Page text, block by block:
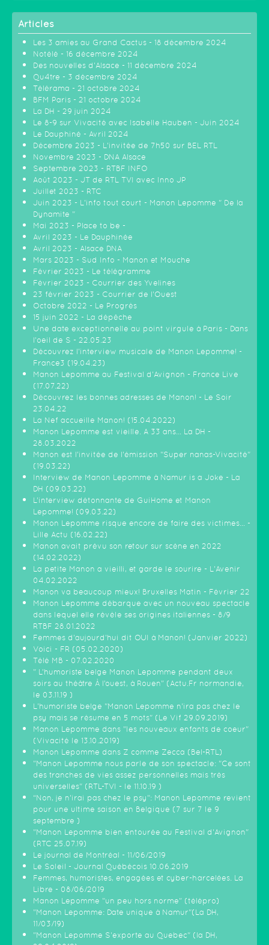
Articles
Les 3 amies au Grand Cactus - 18 décembre 2024
Notélé - 16 décembre 2024
Des nouvelles d'Alsace - 11 décembre 2024
Qu4tre - 3 décembre 2024
Télérama - 21 octobre 2024
BFM Paris - 21 octobre 2024
La DH - 29 juin 2024
Le 8-9 sur Vivacité avec Isabelle Hauben - Juin 2024
Le Dauphiné - Avril 2024
Décembre 2023 - L'invitée de 7h50 sur BEL RTL
Novembre 2023 - DNA Alsace
Septembre 2023 - RTBF INFO
Août 2023 - JT de RTL TVI avec Inno JP
Juillet 2023 - RTC
Juin 2023 - L'info tout court - Manon Lepomme " De la
Dynamite "
Mai 2023 - Place to be -
Avril 2023 - Le Dauphinée
Avril 2023 - Alsace DNA
Mars 2023 - Sud Info - Manon et Mouche
Février 2023 - Le télégramme
Février 2023 - Courrier des Yvelines
23 février 2023 - Courrier de l'Ouest
Octobre 2022 - Le Progrès
15 juin 2022 - La dépêche
Une date exceptionnelle au point virgule à Paris - Dans
l'oeil de S - 22.05.23
Découvrez l'interview musicale de Manon Lepomme! -
France3 (19.04.23)
Manon Lepomme au Festival d'Avignon - France Live
(17.07.22)
Découvrez les bonnes adresses de Manon! - Le Soir
23.04.22
La Nef accueille Manon! (15.04.2022)
Manon Lepomme est vieille. A 33 ans… La DH -
28.03.2022
Manon est l'invitée de l'émission "Super nanas-Vivacité"
(19.03.22)
Interview de Manon Lepomme à Namur is a Joke - La
DH (09.03.22)
L’interview détonnante de GuiHome et Manon
Lepomme! (09.03.22)
Manon Lepomme risque encore de faire des victimes… -
Lille Actu (16.02.22)
Manon avait prévu son retour sur scène en 2022
(14.02.2022)
La petite Manon a vieilli, et garde le sourire - L'Avenir
04.02.2022
Manon va beaucoup mieux! Bruxelles Matin - Février 22
Manon Lepomme débarque avec un nouveau spectacle
dans lequel elle révèle ses origines italiennes - 8/9
RTBF 28.01.2022
Femmes d'aujourd'hui dit OUI à Manon! (Janvier 2022)
Voici - FR (05.02.2020)
Télé MB - 07.02.2020
" L’humoriste belge Manon Lepomme pendant deux
soirs au théâtre À l’ouest, à Rouen" (Actu.Fr normandie,
le 03.11.19 )
L'humoriste belge "Manon Lepomme n'ira pas chez le
psy mais se résume en 5 mots" (Le Vif 29.09.2019)
Manon Lepomme dans "les nouveaux enfants de coeur"
(Vivacité le 13.10.2019)
Manon Lepomme dans Z comme Zecca (Bel-RTL)
"Manon Lepomme nous parle de son spectacle: "Ce sont
des tranches de vies assez personnelles mais très
universelles" (RTL-TVI - le 11.10.19 )
“Non, je n’irai pas chez le psy”: Manon Lepomme revient
pour une ultime saison en Belgique (7 sur 7 le 9
septembre )
"Manon Lepomme bien entourée au Festival d'Avignon"
(RTC 25.07.19)
Le journal de Montréal - 11/06/2019
Le Soleil - Journal Québécois 10.06.2019
Femmes, humoristes, engagées et cyber-harcelées. La
Libre - 08/06/2019
Manon Lepomme "un peu hors norme" (télépro)
"Manon Lepomme: Date unique à Namur"(La DH,
11/03/19)
"Manon Lepomme S'exporte au Quebec" (la DH,